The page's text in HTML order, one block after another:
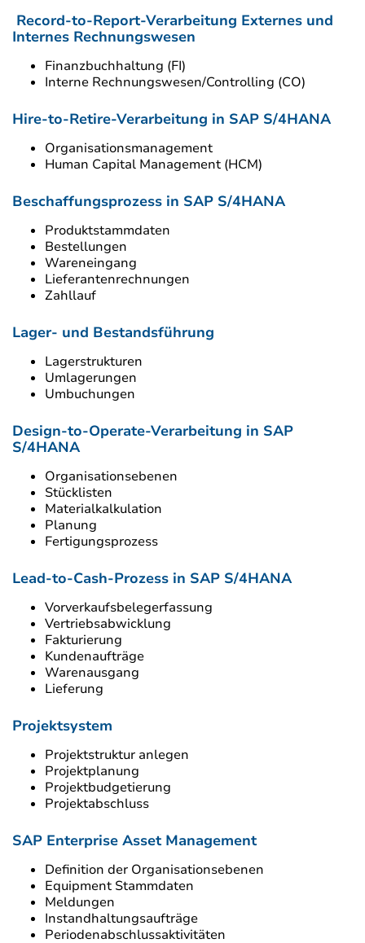
Record-to-Report-Verarbeitung Externes und
Internes Rechnungswesen
Finanzbuchhaltung (FI)
Interne Rechnungswesen/Controlling (CO)
Hire-to-Retire-Verarbeitung in SAP S/4HANA
Organisationsmanagement
Human Capital Management (HCM)
Beschaffungsprozess in SAP S/4HANA
Produktstammdaten
Bestellungen
Wareneingang
Lieferantenrechnungen
Zahllauf
Lager- und Bestandsführung
Lagerstrukturen
Umlagerungen
Umbuchungen
Design-to-Operate-Verarbeitung in SAP
S/4HANA
Organisationsebenen
Stücklisten
Materialkalkulation
Planung
Fertigungsprozess
Lead-to-Cash-Prozess in SAP S/4HANA
Vorverkaufsbelegerfassung
Vertriebsabwicklung
Fakturierung
Kundenaufträge
Warenausgang
Lieferung
Projektsystem
Projektstruktur anlegen
Projektplanung
Projektbudgetierung
Projektabschluss
SAP Enterprise Asset Management
Definition der Organisationsebenen
Equipment Stammdaten
Meldungen
Instandhaltungsaufträge
Periodenabschlussaktivitäten